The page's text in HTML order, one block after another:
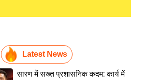
Latest News
सारण में सख्त प्रशासनिक कदम: कार्य में